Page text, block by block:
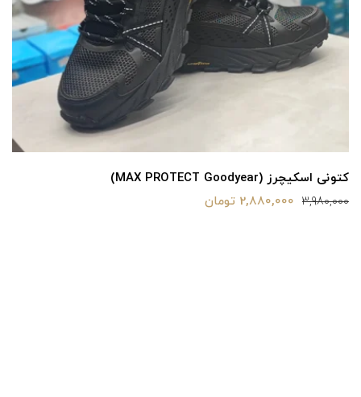
کتونی اسکیچرز (MAX PROTECT Goodyear)
3,980,000 2,880,000 تومان